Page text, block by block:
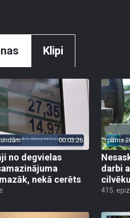
Klipi
00:03:26
no degvielas
nekā cerēts
pirms
darbi
415.